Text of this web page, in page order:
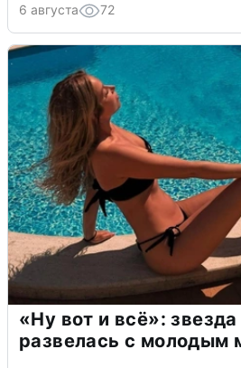
6 августа 72
«Ну вот и всё»:
развелась с молодым